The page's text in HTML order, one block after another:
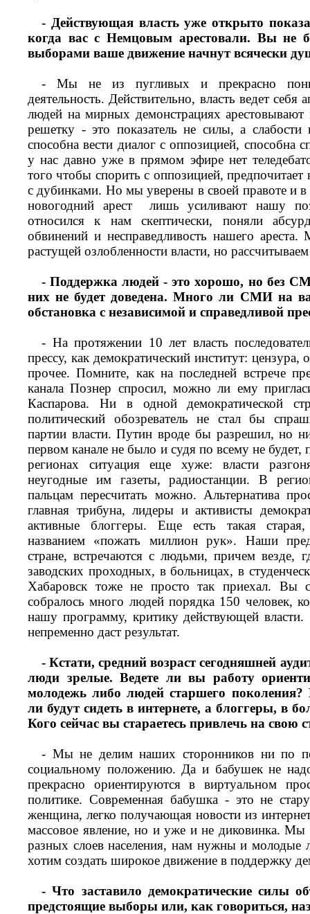
- Действующая власть уже открыто
когда вас с Немцовым арестовали. Вы не
выборами ваше движение начнут всячески
- Мы не из пугливых и прекрасно
деятельность. Действительно, власть ведет себя
людей на мирных демонстрациях
решетку - это показатель не силы, а слабости
способна вести диалог с оппозицией, способна
у нас давно уже в прямом эфире нет
того чтобы спорить с оппозицией, предпочитает
с дубинками. Но мы уверены в своей правоте и в
новогодний арест лишь усиливают нашу
относился к нам скептически, поняли
обвинений и несправедливость нашего
растущей озлобленности власти, но
- Поддержка людей - это хорошо, но без
них не будет доведена. Много ли СМИ на
обстановка с независимой и справедливой
- На протяжении 10 лет власть
прессу, как демократический институт: цензура,
прочее. Помните, как на последней встрече
канала Познер спросил, можно ли ему
Каспарова. Ни в одной демократической
политический обозреватель не стал бы
партии власти. Путин вроде бы разрешил, но
первом канале не было и судя по всему не будет,
регионах ситуация еще хуже: власти
неугодные им газеты, радиостанции. В
пальцам пересчитать можно. Альтернатива
главная трибуна, лидеры и активисты
активные блоггеры. Еще есть такая
названием «пожать миллион рук». Наши
стране, встречаются с людьми, причем везде,
заводских проходных, в больницах, в
Хабаровск тоже не просто так приехал. Вы
собралось много людей порядка 150 человек,
нашу программу, критику действующей власти.
непременно даст результат.
- Кстати, средний возраст сегодняшней
люди зрелые. Ведете ли вы работу
молодежь либо людей старшего
ли будут сидеть в интернете, а блоггеры, в
Кого сейчас вы стараетесь привлечь на свою
- Мы не делим наших сторонников ни по
социальному положению. Да и бабушек не
прекрасно ориентируются в виртуальном
политике. Современная бабушка - это не
женщина, легко получающая новости из
массовое явление, но и уже и не диковинка. Мы
разных слоев населения, нам нужны и
хотим создать широкое движение в поддержку
- Что заставило демократические силы
предстоящие выборы или, как говориться,